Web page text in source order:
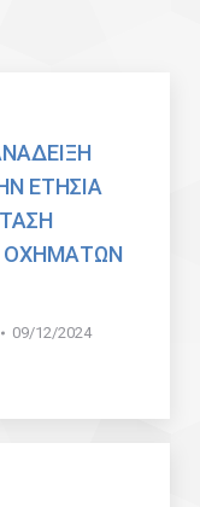
ΕΤΗΣΙΑ
ΟΧΗΜΑΤΩΝ
09/12/2024